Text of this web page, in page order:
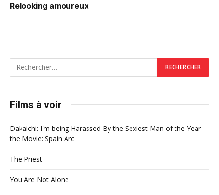
Relooking amoureux
Films à voir
Dakaichi: I'm being Harassed By the Sexiest Man of the Year
the Movie: Spain Arc
The Priest
You Are Not Alone